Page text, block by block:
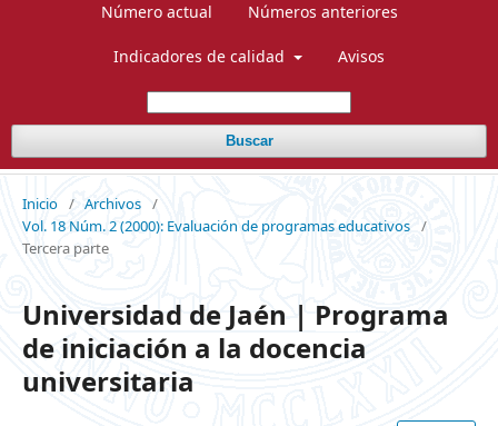
Número actual Números anteriores
Indicadores de calidad Avisos
Buscar
Inicio / Archivos /
Vol. 18 Núm. 2 (2000): Evaluación de programas educativos /
Tercera parte
Universidad de Jaén | Programa
de iniciación a la docencia
universitaria